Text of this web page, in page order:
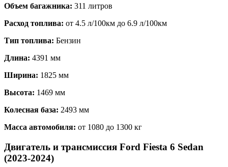
Объем багажника: 311 литров
Расход топлива: от 4.5 л/100км до 6.9 л/100км
Тип топлива: Бензин
Длина: 4391 мм
Ширина: 1825 мм
Высота: 1469 мм
Колесная база: 2493 мм
Масса автомобиля: от 1080 до 1300 кг
Двигатель и трансмиссия Ford Fiesta 6 Sedan
(2023-2024)